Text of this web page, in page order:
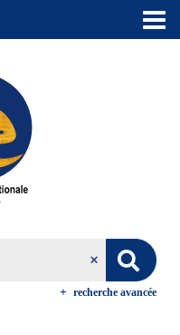
recherche avancée